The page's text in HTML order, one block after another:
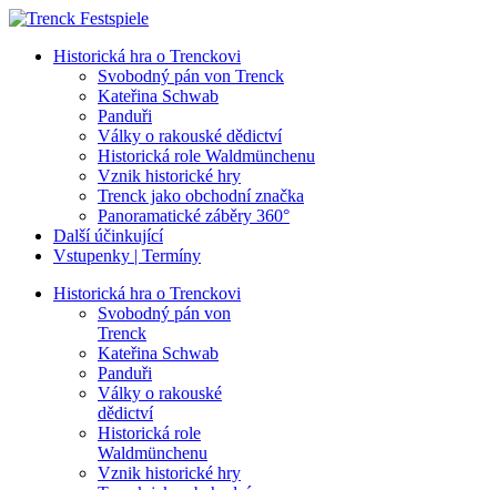
Historická hra o Trenckovi
Svobodný pán von Trenck
Kateřina Schwab
Panduři
Války o rakouské dědictví
Historická role Waldmünchenu
Vznik historické hry
Trenck jako obchodní značka
Panoramatické záběry 360°
Další účinkující
Vstupenky | Termíny
Historická hra o Trenckovi
Svobodný pán von
Trenck
Kateřina Schwab
Panduři
Války o rakouské
dědictví
Historická role
Waldmünchenu
Vznik historické hry